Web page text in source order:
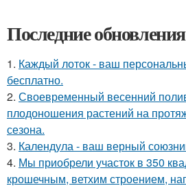
Последние
1. Каждый лоток - ваш
бесплатно.
2. Своевременный весенний
плодоношения растений на
сезона.
3. Календула - ваш верный
4. Мы приобрели участок в 350
крошечным, ветхим строением,